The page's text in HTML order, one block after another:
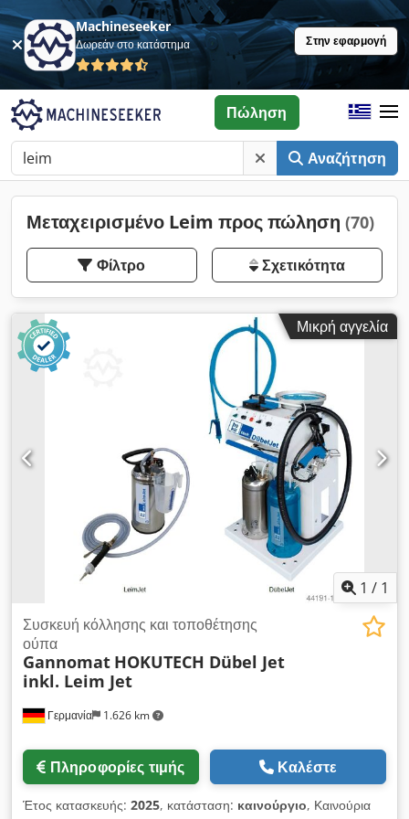
Machineseeker
Δωρεάν στο κατάστημα Στην εφαρμογή
Αναζήτηση
Πώληση
Μεταχειρισμένο Leim προς πώληση (70)
Φίλτρο Σχετικότητα
Μικρή αγγελία
1 / 1
Γερμανία 1.626 km
Συσκευή κόλλησης και τοποθέτησης
ούπα
Gannomat HOKUTECH Dübel Jet
inkl. Leim Jet
Πληροφορίες τιμής Καλέστε
Έτος κατασκευής: 2025, κατάσταση: καινούργιο, Καινούρια